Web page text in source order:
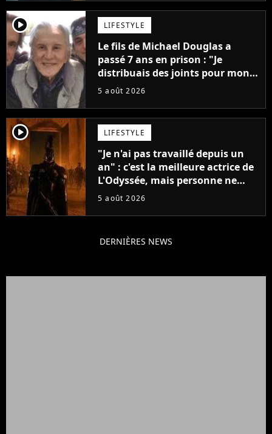
player2 LIFESTYLE
Le fils de Michael Douglas a
passé 7 ans en prison : "Je
distribuais des joints pour mon
père"
5 août 2026
player2 LIFESTYLE
"Je n'ai pas travaillé depuis un
an" : c'est la meilleure actrice de
L'Odyssée, mais personne ne
veut lui donner de rôle au
5 août 2026
DERNIÈRES NEWS